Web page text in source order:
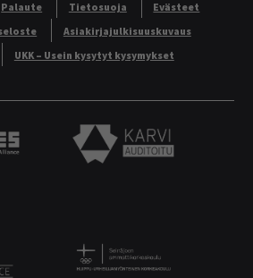
Palaute Tietosuoja
Evästeet
Asiakirjajulkisuuskuvaus
UKK – Usein kysytyt kysymykset
European University Alliance logo
Karvi Auditoitu logo
Excellence logo.Logo